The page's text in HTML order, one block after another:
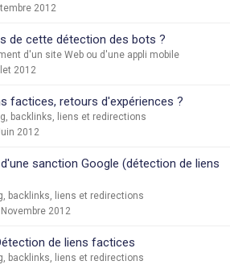
2012
de cette détection des bots ?
d'un site Web ou d'une appli mobile
2012
factices, retours d'expériences ?
backlinks, liens et redirections
2012
sanction Google (détection de liens
backlinks, liens et redirections
2012
de liens factices
backlinks, liens et redirections